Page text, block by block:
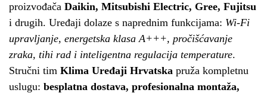
proizvođača Daikin, Mitsubishi Electric, Gree, Fujitsu
i drugih. Uređaji dolaze s naprednim funkcijama: Wi-Fi
upravljanje, energetska klasa A+++, pročišćavanje
zraka, tihi rad i inteligentna regulacija temperature.
Stručni tim Klima Uređaji Hrvatska pruža kompletnu
uslugu: besplatna dostava, profesionalna montaža,